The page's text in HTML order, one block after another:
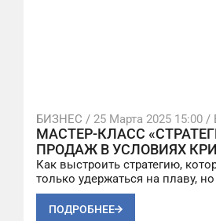
БИЗНЕС / 25 Марта 2025 15:00 /
МАСТЕР-КЛАСС
ПРОДАЖ В УСЛОВИЯХ
Как выстроить стратегию,
только удержаться на плаву,
ПОДРОБНЕЕ